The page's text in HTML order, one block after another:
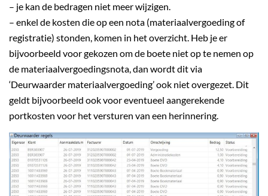
– je kan de bedragen niet meer wijzigen.
– enkel de kosten die op een nota (materiaalvergoeding of
registratie) stonden, komen in het overzicht. Heb je er
bijvoorbeeld voor gekozen om de boete niet op te nemen op
de materiaalvergoedingsnota, dan wordt dit via
‘Deurwaarder materiaalvergoeding’ ook niet overgezet. Dit
geldt bijvoorbeeld ook voor eventueel aangerekende
portkosten voor het versturen van een herinnering.